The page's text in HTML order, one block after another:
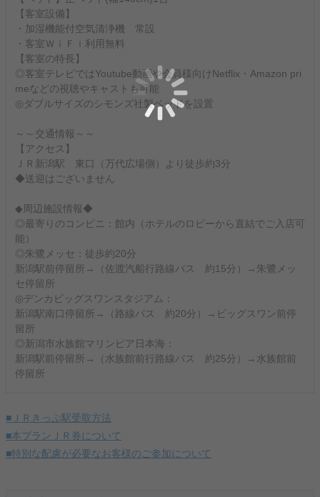
【客室設備】
・加湿機能付空気清浄機 常設
・客室ＷｉＦｉ利用無料
【客室の特長】
◎客室テレビではYoutube動画や会員様向けNetflix・Amazon pri
meなどの視聴やキャストも可能
◎ダブルサイズのシモンズ社製ベッドを設置
～～交通情報～～
【アクセス】
ＪＲ新潟駅 東口（万代広場側）より徒歩約3分
◆送迎はございません
◆周辺施設情報◆
◎最寄りのコンビニ：館内（ホテルのロビーから直結でご入店可
能）
◎朱鷺メッセ：徒歩約20分
新潟駅前停留所→（佐渡汽船行路線バス 約15分）→朱鷺メッ
セ停留所
◎デンカビッグスワンスタジアム：
新潟駅南口停留所→（路線バス 約20分）→ビッグスワン前停
留所
◎新潟市水族館マリンピア日本海：
新潟駅前停留所→（水族館前行路線バス 約25分）→水族館前
停留所
■ＪＲきっぷ駅受取方法
■本プランＪＲ券について
■特別な配慮が必要なお客様のご参加について